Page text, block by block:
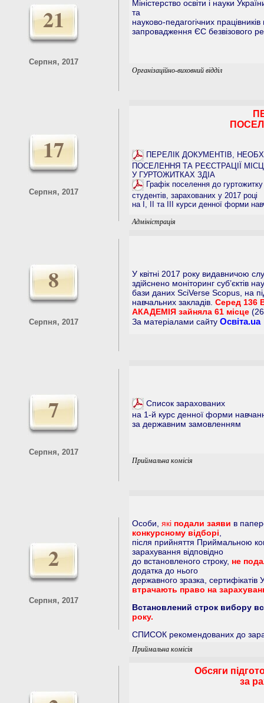
21
Серпня, 2017
Міністерство освіти і науки
та
науково-педагогічних
запровадження ЄС безвізового
Організаційно-виховний відділ
17
Серпня, 2017
ПЕРЕЛІК ДОКУМЕНТІВ,
ПОСЕЛЕННЯ ТА РЕЄСТРАЦІЇ
У ГУРТОЖИТКАХ ЗДІА
Графік поселення до гуртожитку
студентів, зарахованих у 2017 році
на І, ІІ та ІІІ курси денної форми
Адміністрація
8
Серпня, 2017
У квітні 2017 року видавничою
здійснено моніторинг суб’єктів
бази даних SciVerse Scopus, на
навчальних закладів. Серед 136
АКАДЕМІЯ зайняла 61 місце
За матеріалами сайту Освіта.ua
7
Серпня, 2017
Список зарахованих
на 1-й курс денної форми
за державним замовленням
Приймальна комісія
2
Серпня, 2017
Особи, які подали заяви в
конкурсному відборі
після прийняття Приймальною
зарахування відповідно
до встановленого строку, не
додатка до нього
державного зразка, сертифікатів
втрачають право на
Встановлений строк вибору
року.
СПИСОК рекомендованих до
Приймальна комісія
Обсяги
за